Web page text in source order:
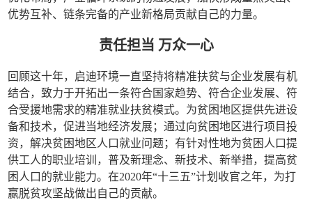
优势互补、链条完备的产业新格局贡献自己的力量。
责任担当 万众一心
回顾这十年，启迪环境一直坚持将精准扶贫与企业发展有机
结合，致力于开拓出一条符合国家趋势、符合企业发展、符
合受援地需求的精准就业扶贫模式。为贫困地区提供先进设
备和技术，促进当地经济发展；通过向贫困地区进行项目投
资，解决贫困地区人口就业问题；有针对性地为贫困人口提
供工人的职业培训，普及新理念、新技术、新举措，提高贫
困人口的就业能力。在2020年“十三五”计划收官之年，为打
赢脱贫攻坚战做出自己的贡献。